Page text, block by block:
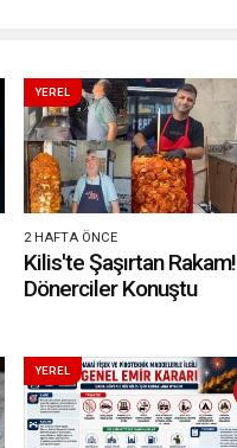
YEREL
2 HAFTA ÖNCE
Kilis'te Şaşırtan Rakam!
Dönerciler Konuştu
YEREL